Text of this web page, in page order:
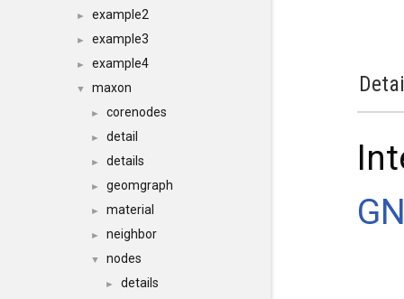
► example2
► example3
► example4
▼ maxon
► corenodes
► detail
► details
► geomgraph
► material
► neighbor
▼ nodes
► details